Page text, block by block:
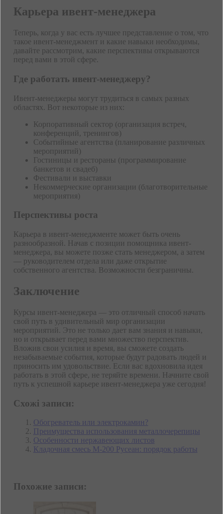
Карьера ивент-менеджера
Теперь, когда у вас есть лучшее представление о том, что
такое ивент-менеджмент и какие навыки необходимы,
давайте рассмотрим, какие перспективы открываются
перед вами в этой сфере.
Где работать ивент-менеджеру?
Ивент-менеджеры могут трудиться в самых разных
областях. Вот некоторые из них:
Корпоративный сектор (организация встреч,
конференций, тренингов)
Событийные агентства (планирование различных
мероприятий)
Гостиницы и рестораны (программирование
банкетов и свадеб)
Фестивали и выставки
Некоммерческие организации (благотворительные
мероприятия)
Перспективы роста
Карьера в ивент-менеджменте может быть очень
разнообразной. Начав с позиции помощника ивент-
менеджера, вы можете позже стать менеджером, а затем
— руководителем отдела или даже открытие
собственного агентства. Возможности безграничны.
Заключение
Курсы ивент-менеджера — это отличный способ начать
свой путь в удивительный мир организации
мероприятий. Это не только дает вам знания и навыки,
но и открывает перед вами множество перспектив.
Вложив свои усилия и время, вы сможете создать
незабываемые события, которые будут радовать людей и
приносить им удовольствие. Если вас вдохновила идея
работать в этой сфере, не теряйте времени. Начните свой
путь к успешной карьере ивент-менеджера уже сегодня!
Схожі записи:
Обогреватель или электрокамин?
Преимущества использования металлочерепицы
Особенности нержавеющих листов
Кладочная смесь М-200 Русеан: порядок работы
Похожие записи: